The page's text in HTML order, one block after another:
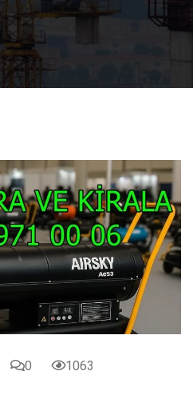
0
1063